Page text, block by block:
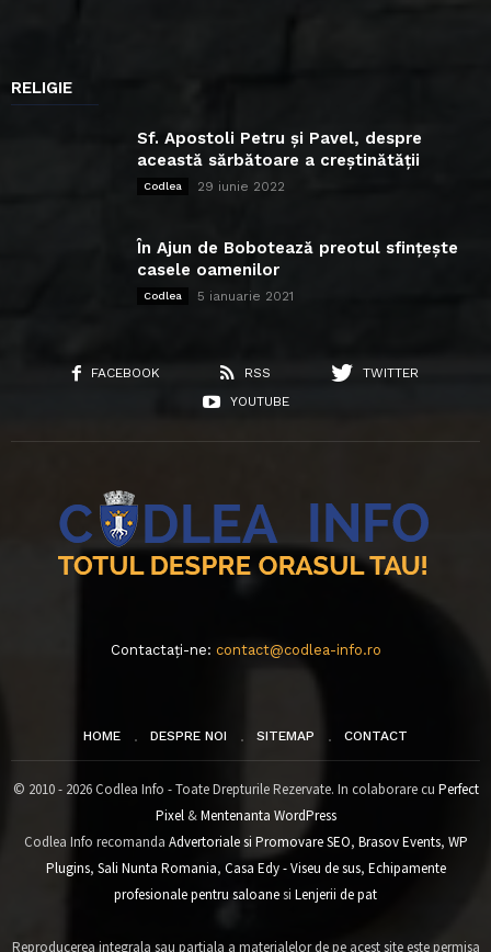
RELIGIE
Sf. Apostoli Petru și Pavel, despre
această sărbătoare a creștinătății
Codlea 29 iunie 2022
În Ajun de Bobotează preotul sfințește
casele oamenilor
Codlea 5 ianuarie 2021
FACEBOOK RSS
TWITTER
YOUTUBE
Contactați-ne: contact@codlea-info.ro
HOME DESPRE NOI SITEMAP CONTACT
© 2010 - 2026 Codlea Info - Toate Drepturile Rezervate. In colaborare cu Perfect
Pixel&Mentenanta WordPress
Codlea Info recomanda Advertoriale si Promovare SEO, Brasov Events, WP
Plugins, Sali Nunta Romania, Casa Edy - Viseu de sus, Echipamente
profesionale pentru saloanesi Lenjerii de pat
Reproducerea integrala sau partiala a materialelor de pe acest site este permisa